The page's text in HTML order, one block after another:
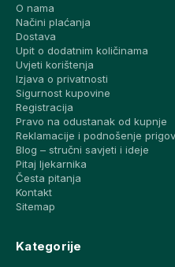
O nama
Načini plaćanja
Dostava
Upit o dodatnim količinama
Uvjeti korištenja
Izjava o privatnosti
Sigurnost kupovine
Registracija
Pravo na odustanak od kupnje
Reklamacije i podnošenje
Blog – stručni savjeti i ideje
Pitaj ljekarnika
Česta pitanja
Kontakt
Sitemap
Kategorije